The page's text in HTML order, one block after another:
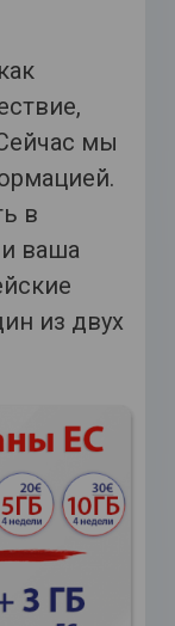
мы
в
ваша
из двух